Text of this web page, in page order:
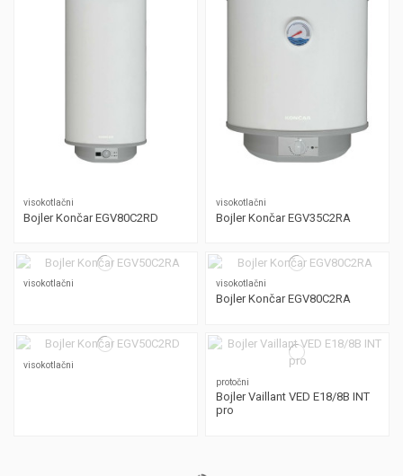
visokotlačni
Bojler Končar EGV80C2RD
visokotlačni
Bojler Končar EGV35C2RA
visokotlačni visokotlačni
Bojler Končar EGV80C2RA
visokotlačni
protočni
Bojler Vaillant VED E18/8B INT
pro